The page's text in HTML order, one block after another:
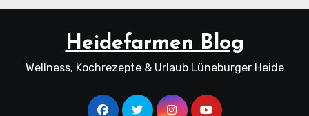
Heidefarmen Blog
Wellness, Kochrezepte & Urlaub Lüneburger Heide